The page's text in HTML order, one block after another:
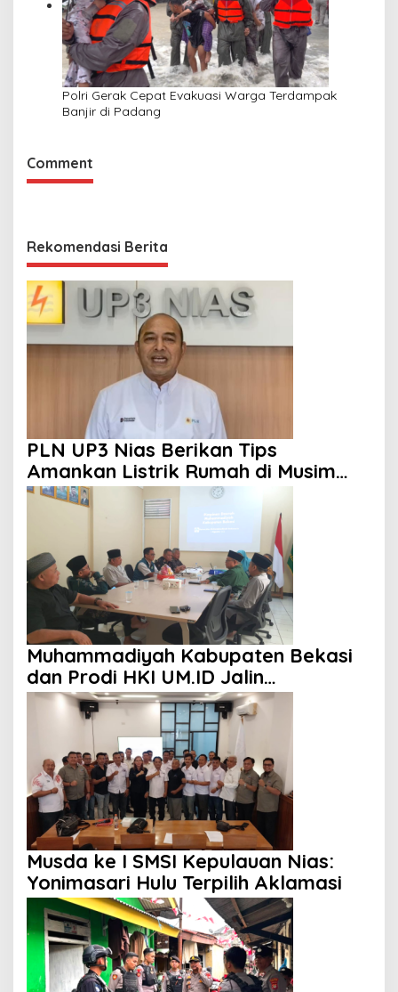
Polri Gerak Cepat Evakuasi Warga Terdampak
Banjir di Padang
Comment
Rekomendasi Berita
PLN UP3 Nias Berikan Tips
Amankan Listrik Rumah di Musim
Hujan
Muhammadiyah Kabupaten Bekasi
dan Prodi HKI UM.ID Jalin
Kolaborasi Cetak Kader Ulama
Musda ke I SMSI Kepulauan Nias:
Yonimasari Hulu Terpilih Aklamasi